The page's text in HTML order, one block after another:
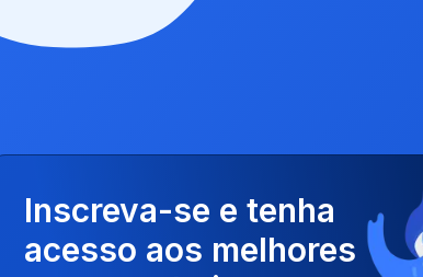
Inscreva-se e tenha
acesso aos melhores